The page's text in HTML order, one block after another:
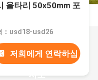
울타리 50x50mm 포
：usd18-usd26
저희에게 연락하십
시오